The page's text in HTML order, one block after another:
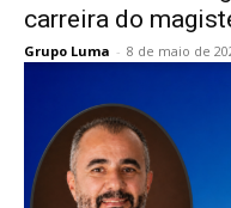
carreira do
Grupo Luma - 8 de maio de